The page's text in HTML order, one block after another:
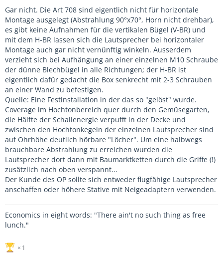
Gar nicht. Die Art 708 sind eigentlich nicht für horizontale
Montage ausgelegt (Abstrahlung 90°x70°, Horn nicht drehbar),
es gibt keine Aufnahmen für die vertikalen Bügel (V-BR) und
mit dem H-BR lassen sich die Lautsprecher bei horizontaler
Montage auch gar nicht vernünftig winkeln. Ausserdem
verzieht sich bei Aufhängung an einer einzelnen M10 Schraube
der dünne Blechbügel in alle Richtungen; der H-BR ist
eigentlich dafür gedacht die Box senkrecht mit 2-3 Schrauben
an einer Wand zu befestigen.
Quelle: Eine Festinstallation in der das so "gelöst" wurde.
Coverage im Hochtonbereich quer durch den Gemüsegarten,
die Hälfte der Schallenergie verpufft in der Decke und
zwischen den Hochtonkegeln der einzelnen Lautsprecher sind
auf Ohrhöhe deutlich hörbare "Löcher". Um eine halbwegs
brauchbare Abstrahlung zu erreichen wurden die
Lautsprecher dort dann mit Baumarktketten durch die Griffe (!)
zusätzlich nach oben verspannt...
Der Kunde des OP sollte sich entweder flugfähige Lautsprecher
anschaffen oder höhere Stative mit Neigeadaptern verwenden.
Economics in eight words: "There ain't no such thing as free
lunch."
1